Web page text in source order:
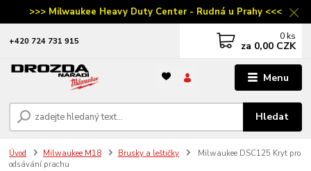
>>> Milwaukee Heavy Duty Center - Rudná u Prahy <<<
Menu
Hledat
‭+420 724 731 915 0 ks
za 0,00 CZK
Úvod Milwaukee M18 Brusky a leštičky
Milwaukee DSC125 Kryt pro
odsávání prachu